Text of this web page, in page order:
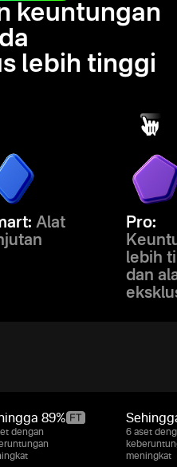
keuntungan
lebih tinggi
Alat
Pro:
lebih
dan
89%
dengan
6 aset
meningkat